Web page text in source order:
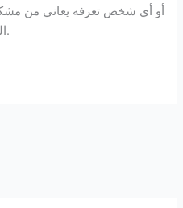
أو أي شخص تعرفه يعاني من
المهم طلب المساعدة المتخصصة.